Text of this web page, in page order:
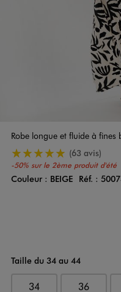
Robe longue et fluide à fines
-50% sur le 2ème produit d'été
5/5 de moyenne(63 avis)
Couleur
Couleur : BEIGE Réf. :
Taille du 34 au 44
34 36